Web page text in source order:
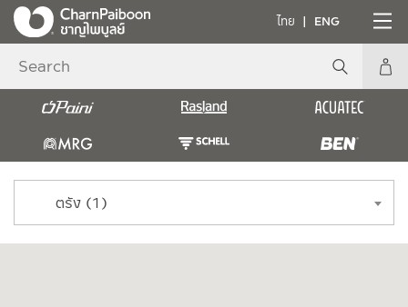
ไทย ENG
ตรัง (1)